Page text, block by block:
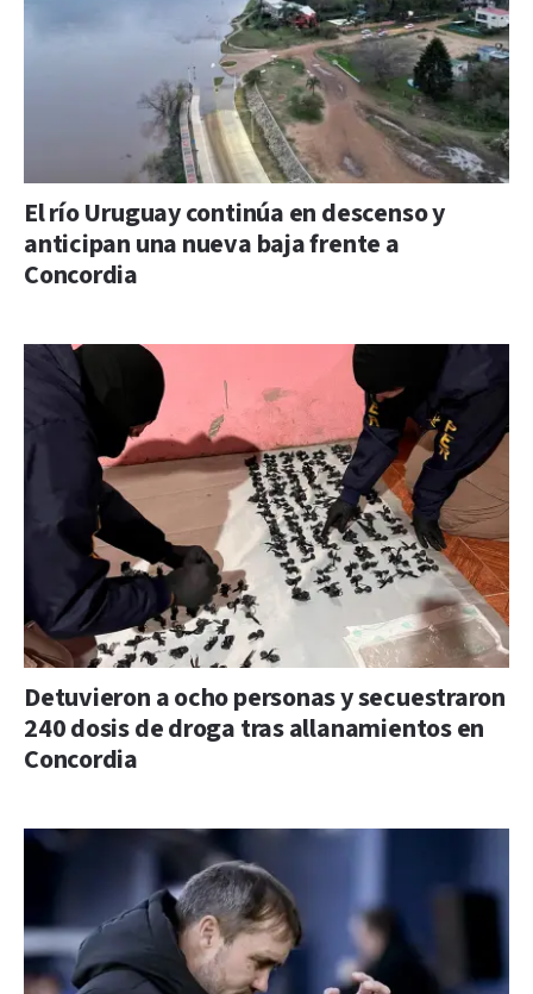
El río Uruguay continúa en descenso y
anticipan una nueva baja frente a
Concordia
Detuvieron a ocho personas y secuestraron
240 dosis de droga tras allanamientos en
Concordia